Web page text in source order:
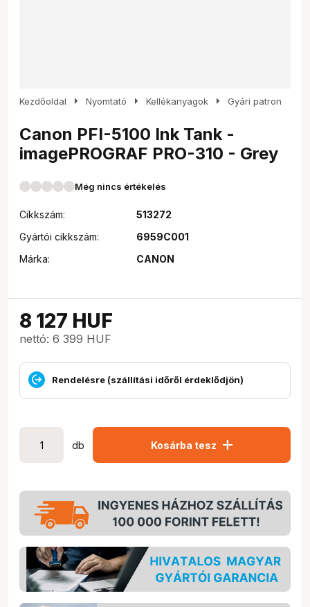
Kezdőoldal arrow_right Nyomtató arrow_right Kellékanyagok arrow_right Gyári patron
Canon PFI-5100 Ink Tank -
imagePROGRAF PRO-310 - Grey
Még nincs értékelés
Cikkszám:
513272
Gyártói cikkszám:
6959C001
Márka:
CANON
8 127 HUF
nettó: 6 399 HUF
Rendelésre (szállítási időről érdeklődjön)
db Kosárba tesz add